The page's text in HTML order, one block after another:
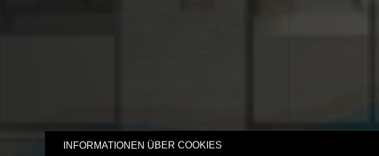
INFORMATIONEN ÜBER COOKIES